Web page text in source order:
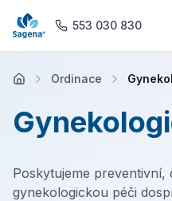
553 030 830
Domů
O nás
Ordinace
Ordinace
Poskytujeme preventivní,
gynekologickou péči